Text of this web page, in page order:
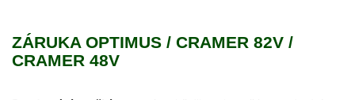
ZÁRUKA OPTIMUS / CRAMER 82V /
CRAMER 48V